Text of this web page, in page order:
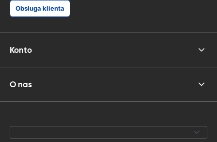
Obsługa klienta
Konto
O nas